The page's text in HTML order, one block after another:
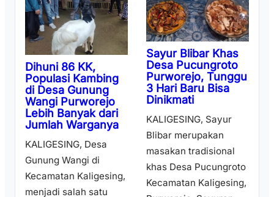
Dihuni 86 KK,
Populasi Kambing
di Desa Gunung
Wangi Purworejo
Lebih Banyak dari
Jumlah Warganya
KALIGESING, Desa
Gunung Wangi di
Kecamatan Kaligesing,
menjadi salah satu
Sayur Blibar Khas
Desa Pucungroto
Purworejo, Tunggu
3 Hari Baru Bisa
Dinikmati
KALIGESING, Sayur
Blibar merupakan
masakan tradisional
khas Desa Pucungroto
Kecamatan Kaligesing,